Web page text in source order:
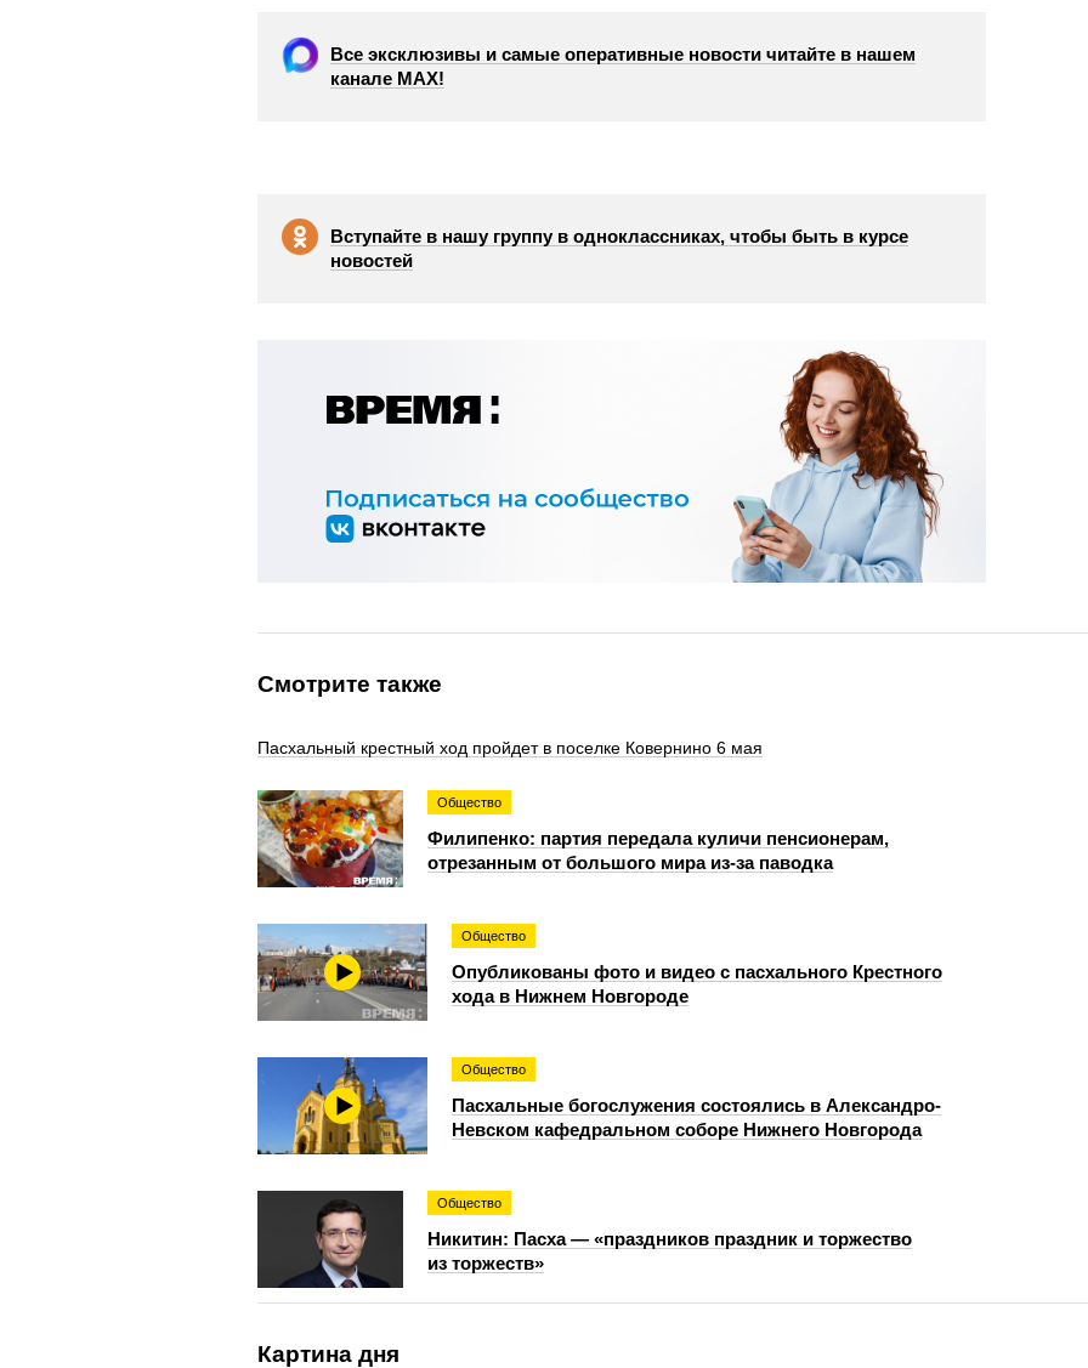
Все эксклюзивы и самые оперативные новости читайте в нашем
канале МАХ!
Вступайте в нашу группу в одноклассниках, чтобы быть в курсе
новостей
Смотрите также
Пасхальный крестный ход пройдет в поселке Ковернино 6 мая
Общество
Филипенко: партия передала куличи пенсионерам,
отрезанным от большого мира из-за паводка
Общество
Опубликованы фото и видео с пасхального Крестного
хода в Нижнем Новгороде
Общество
Пасхальные богослужения состоялись в Александро-
Невском кафедральном соборе Нижнего Новгорода
Общество
Никитин: Пасха — «праздников праздник и торжество
из торжеств»
Картина дня